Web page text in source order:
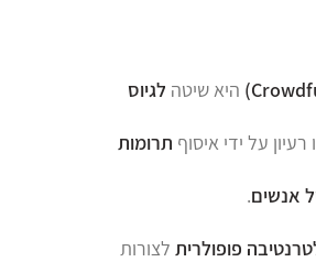
היא שיטה לגיוס
על ידי איסוף תרומות
אנשים.
פופולרית לצורות